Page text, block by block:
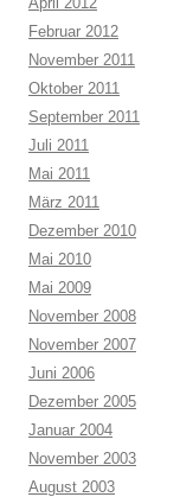
Februar 2012
November 2011
Oktober 2011
September 2011
Juli 2011
Mai 2011
März 2011
Dezember 2010
Mai 2010
Mai 2009
November 2008
November 2007
Juni 2006
Dezember 2005
Januar 2004
November 2003
August 2003